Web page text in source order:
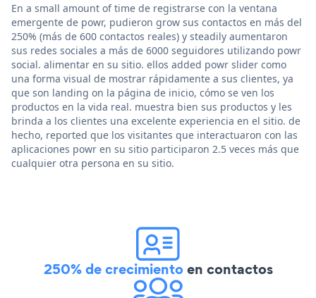
En a small amount of time de registrarse con la ventana
emergente de powr, pudieron grow sus contactos en más del
250% (más de 600 contactos reales) y steadily aumentaron
sus redes sociales a más de 6000 seguidores utilizando powr
social. alimentar en su sitio. ellos added powr slider como
una forma visual de mostrar rápidamente a sus clientes, ya
que son landing on la página de inicio, cómo se ven los
productos en la vida real. muestra bien sus productos y les
brinda a los clientes una excelente experiencia en el sitio. de
hecho, reported que los visitantes que interactuaron con las
aplicaciones powr en su sitio participaron 2.5 veces más que
cualquier otra persona en su sitio.
250% de crecimientoen contactos